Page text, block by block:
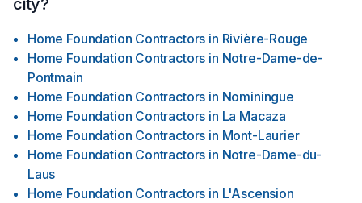
city?
Home Foundation Contractors in Rivière-Rouge
Home Foundation Contractors in Notre-Dame-de-
Pontmain
Home Foundation Contractors in Nominingue
Home Foundation Contractors in La Macaza
Home Foundation Contractors in Mont-Laurier
Home Foundation Contractors in Notre-Dame-du-
Laus
Home Foundation Contractors in L'Ascension